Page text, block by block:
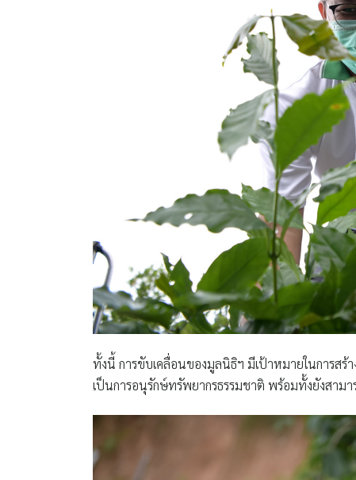
ทั้งนี้ การขับเคลื่อนของมูลนิธิฯ มีเป้าหมายในการสร้
เป็นการอนุรักษ์ทรัพยากรธรรมชาติ พร้อมทั้งยังสามา